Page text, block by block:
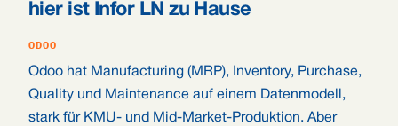
hier ist Infor LN zu Hause
ODOO
Odoo hat Manufacturing (MRP), Inventory, Purchase,
Quality und Maintenance auf einem Datenmodell,
stark für KMU- und Mid-Market-Produktion. Aber